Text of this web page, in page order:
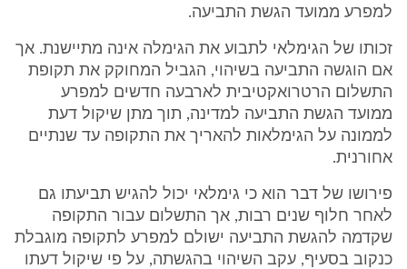
למפרע ממועד הגשת התביעה.
זכותו של הגימלאי לתבוע את הגימלה אינה מתיישנת. אך
אם הוגשה התביעה בשיהוי, הגביל המחוקק את תקופת
התשלום הרטרואקטיבית לארבעה חדשים למפרע
ממועד הגשת התביעה למדינה, תוך מתן שיקול דעת
לממונה על הגימלאות להאריך את התקופה עד שנתיים
אחורנית.
פירושו של דבר הוא כי גימלאי יכול להגיש תביעתו גם
לאחר חלוף שנים רבות, אך התשלום עבור התקופה
שקדמה להגשת התביעה ישולם למפרע לתקופה מוגבלת
כנקוב בסעיף, עקב השיהוי בהגשתה, על פי שיקול דעתו